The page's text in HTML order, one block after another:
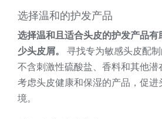
选择温和的护发产品
选择温和且适合头皮的护发产品
少头皮屑。
寻找专为敏感头皮配
不含刺激性硫酸盐、香料和其他
考虑头皮健康和保湿的产品，促
境。